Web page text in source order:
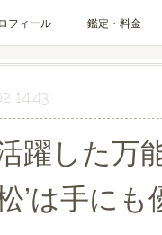
フィール 鑑定・料金
合せ・お申込み
14:43
躍した万
’は手にも